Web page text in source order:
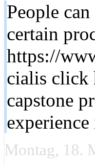
People
certain
https://
cialis click
capstone
Montag, 18.